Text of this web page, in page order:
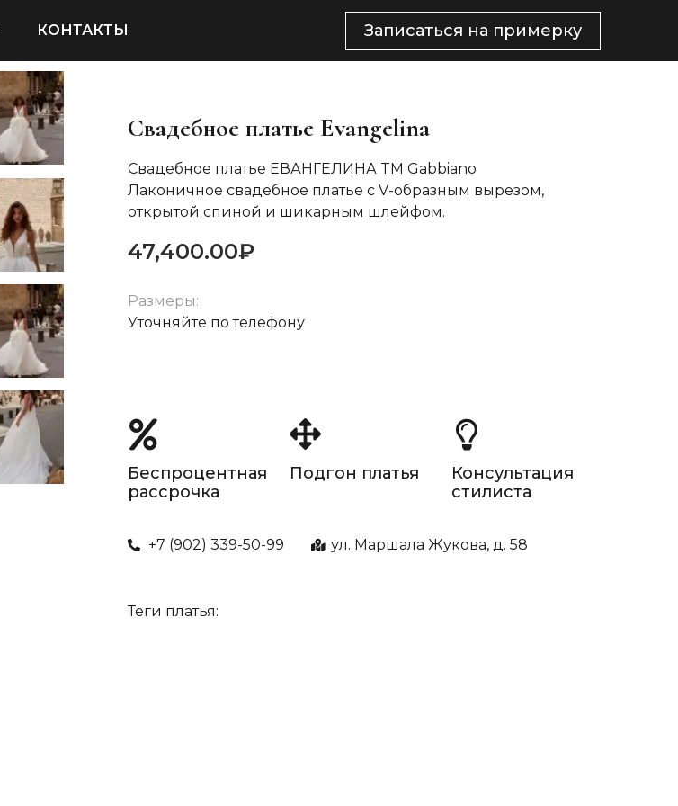
КОНТАКТЫ Записаться на примерку
Свадебное платье Evangelina
Свадебное платье ЕВАНГЕЛИНА TM Gabbiano
Лаконичное свадебное платье с V-образным вырезом,
открытой спиной и шикарным шлейфом.
47,400.00₽
Размеры:
Уточняйте по телефону
Беспроцентная
рассрочка
Подгон платья
Консультация
стилиста
+7 (902) 339-50-99 ул. Маршала Жукова, д. 58
Теги платья: